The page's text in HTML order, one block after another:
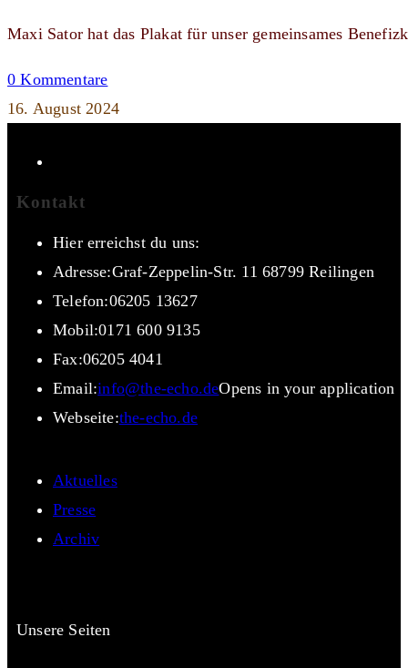
Maxi Sator hat das Plakat für unser gemeinsames
0 Kommentare
16. August 2024
Kontakt
Hier erreichst du uns:
Adresse:Graf-Zeppelin-Str. 11 68799 Reilingen
Telefon:06205 13627
Mobil:0171 600 9135
Fax:06205 4041
Email:info@the-echo.deOpens in your application
Webseite:the-echo.de
Aktuelles
Presse
Archiv
Unsere Seiten